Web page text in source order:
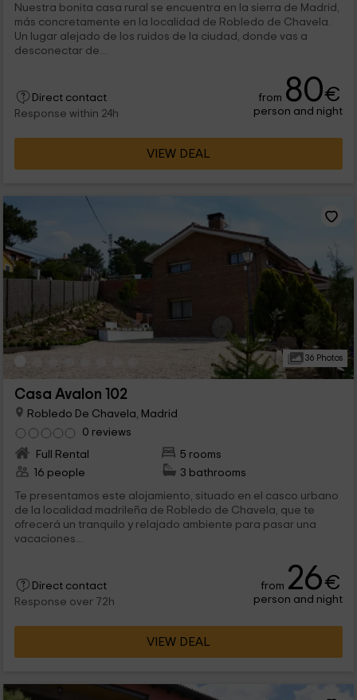
Nuestra bonita casa rural se encuentra en la sierra de Madrid,
más concretamente en la localidad de Robledo de Chavela.
Un lugar alejado de los ruidos de la ciudad, donde vas a
desconectar de...
Direct contact
Response within 24h
from 80€
person and night
VIEW DEAL
36 Photos
Casa Avalon 102
Robledo De Chavela, Madrid
0 reviews
Full Rental
5 rooms
16 people
3 bathrooms
Te presentamos este alojamiento, situado en el casco urbano
de la localidad madrileña de Robledo de Chavela, que te
ofrecerá un tranquilo y relajado ambiente para pasar una
vacaciones...
Direct contact
Response over 72h
from 26€
person and night
VIEW DEAL